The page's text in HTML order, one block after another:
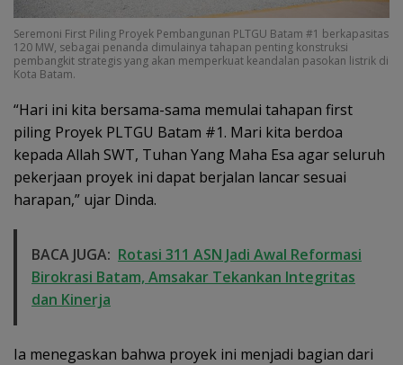
Seremoni First Piling Proyek Pembangunan PLTGU Batam #1 berkapasitas
120 MW, sebagai penanda dimulainya tahapan penting konstruksi
pembangkit strategis yang akan memperkuat keandalan pasokan listrik di
Kota Batam.
“Hari ini kita bersama-sama memulai tahapan first
piling Proyek PLTGU Batam #1. Mari kita berdoa
kepada Allah SWT, Tuhan Yang Maha Esa agar seluruh
pekerjaan proyek ini dapat berjalan lancar sesuai
harapan,” ujar Dinda.
BACA JUGA: Rotasi 311 ASN Jadi Awal Reformasi
Birokrasi Batam, Amsakar Tekankan Integritas
dan Kinerja
Ia menegaskan bahwa proyek ini menjadi bagian dari